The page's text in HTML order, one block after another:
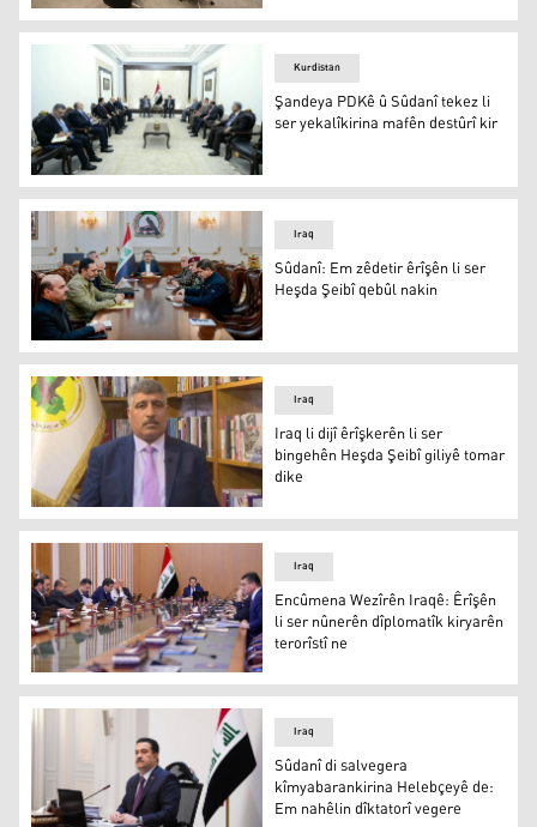
Civîna Çarçoveya Hevahengiyê hat paşxistin
Şandeya PDKê û Sûdanî tekez li ser yekalîkirina mafên
Kurdistan
Şandeya PDKê û Sûdanî tekez li
ser yekalîkirina mafên destûrî kir
Sûdanî: Em zêdetir êrîşên li ser Heşda Şeibî qebûl nakin
Iraq
Sûdanî: Em zêdetir êrîşên li ser
Heşda Şeibî qebûl nakin
Sebah Numan
Iraq
Iraq li dijî êrîşkerên li ser
bingehên Heşda Şeibî giliyê tomar
dike
Encûmena Wezîrên Iraqê: Êrîşên li ser nûnerên
Iraq
Encûmena Wezîrên Iraqê: Êrîşên
li ser nûnerên dîplomatîk kiryarên
terorîstî ne
Iraq
Sûdanî di salvegera
kîmyabarankirina Helebçeyê de:
Em nahêlin dîktatorî vegere